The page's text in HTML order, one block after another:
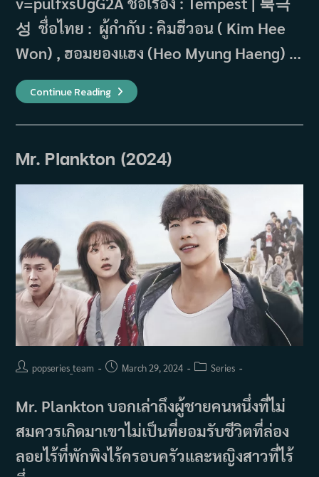
성 ชื่อไทย : ผู้กำกับ : คิมฮีวอน ( Kim Hee
Won) , ฮอมยองแฮง (Heo Myung Haeng) …
Continue Readingเรื่อง
ย่อ
Tempest
Mr. Plankton (2024)
Postpopseries_team
PostMarch 29, 2024
PostSeries
Mr. Plankton บอกเล่าถึงผู้ชายคนหนึ่งที่ไม่
สมควรเกิดมาเขาไม่เป็นที่ยอมรับชีวิตที่ล่อง
ลอยไร้ที่พักพิงไร้ครอบครัวและหญิงสาวที่ไร้